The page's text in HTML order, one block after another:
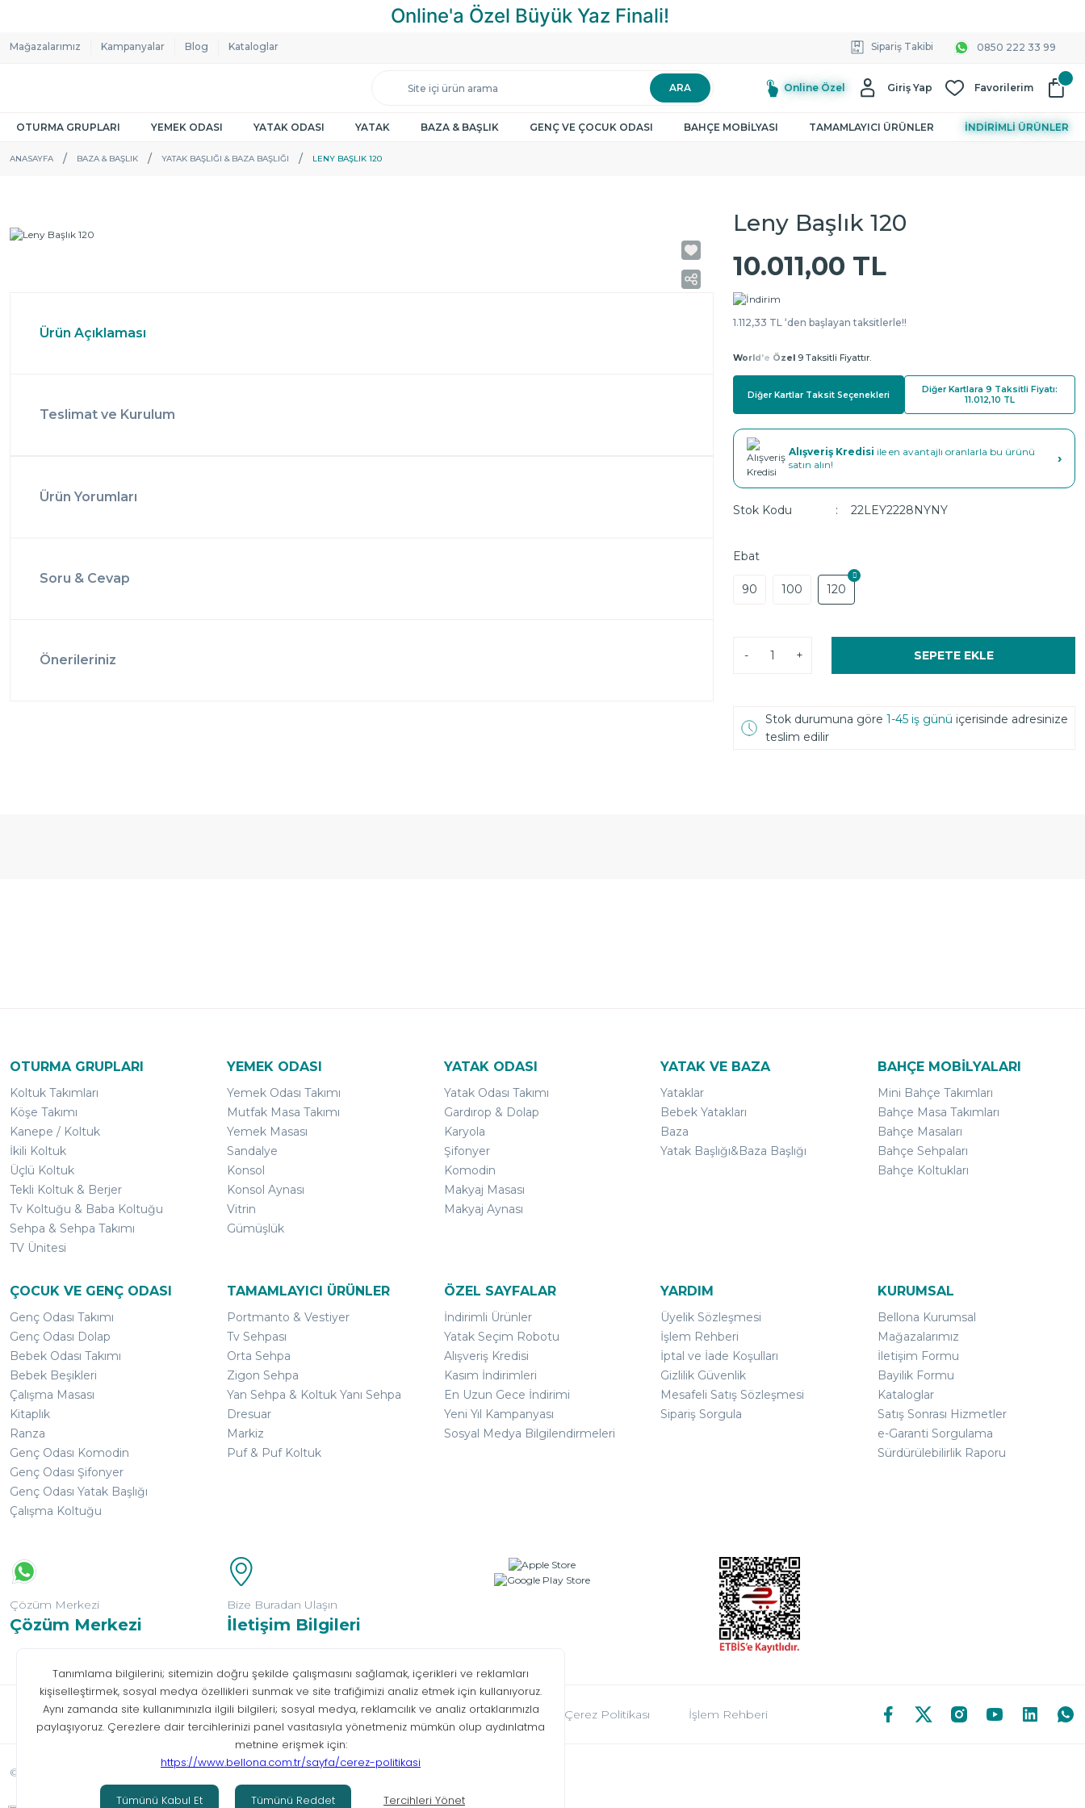
Mağazalarımız Kampanyalar Blog Kataloglar Sipariş Takibi 0850 222 33 99
ARA Online Özel Giriş Yap Favorilerim
OTURMA GRUPLARI YEMEK ODASI YATAK ODASI YATAK BAZA & BAŞLIK GENÇ VE ÇOCUK ODASI BAHÇE MOBİLYASI TAMAMLAYICI ÜRÜNLER İNDİRİMLİ ÜRÜNLER
ANASAYFA BAZA & BAŞLIK YATAK BAŞLIĞI & BAZA BAŞLIĞI LENY BAŞLIK 120
Ürün Açıklaması
Teslimat ve Kurulum
Ürün Yorumları
Soru & Cevap
Önerileriniz
Leny Başlık 120
10.011,00 TL
1.112,33 TL ‘den başlayan taksitlerle!!
World'e Özel 9 Taksitli Fiyattır.
Diğer Kartlar Taksit Seçenekleri
Diğer Kartlara 9 Taksitli Fiyatı:
11.012,10 TL
Alışveriş Kredisi ile en avantajlı oranlarla bu ürünü
satın alın!
›
Stok Kodu 22LEY2228NYNY
Ebat
90 100 120
- + SEPETE EKLE
Stok durumuna göre 1-45 iş günü içerisinde adresinize
teslim edilir
OTURMA GRUPLARI
Koltuk Takımları
Köşe Takımı
Kanepe / Koltuk
İkili Koltuk
Üçlü Koltuk
Tekli Koltuk & Berjer
Tv Koltuğu & Baba Koltuğu
Sehpa & Sehpa Takımı
TV Ünitesi
YEMEK ODASI
Yemek Odası Takımı
Mutfak Masa Takımı
Yemek Masası
Sandalye
Konsol
Konsol Aynası
Vitrin
Gümüşlük
YATAK ODASI
Yatak Odası Takımı
Gardırop & Dolap
Karyola
Şifonyer
Komodin
Makyaj Masası
Makyaj Aynası
YATAK VE BAZA
Yataklar
Bebek Yatakları
Baza
Yatak Başlığı&Baza Başlığı
BAHÇE MOBİLYALARI
Mini Bahçe Takımları
Bahçe Masa Takımları
Bahçe Masaları
Bahçe Sehpaları
Bahçe Koltukları
ÇOCUK VE GENÇ ODASI
Genç Odası Takımı
Genç Odası Dolap
Bebek Odası Takımı
Bebek Beşikleri
Çalışma Masası
Kitaplık
Ranza
Genç Odası Komodin
Genç Odası Şifonyer
Genç Odası Yatak Başlığı
Çalışma Koltuğu
TAMAMLAYICI ÜRÜNLER
Portmanto & Vestiyer
Tv Sehpası
Orta Sehpa
Zigon Sehpa
Yan Sehpa & Koltuk Yanı Sehpa
Dresuar
Markiz
Puf & Puf Koltuk
ÖZEL SAYFALAR
İndirimli Ürünler
Yatak Seçim Robotu
Alışveriş Kredisi
Kasım İndirimleri
En Uzun Gece İndirimi
Yeni Yıl Kampanyası
Sosyal Medya Bilgilendirmeleri
YARDIM
Üyelik Sözleşmesi
İşlem Rehberi
İptal ve İade Koşulları
Gizlilik Güvenlik
Mesafeli Satış Sözleşmesi
Sipariş Sorgula
KURUMSAL
Bellona Kurumsal
Mağazalarımız
İletişim Formu
Bayilik Formu
Kataloglar
Satış Sonrası Hizmetler
e-Garanti Sorgulama
Sürdürülebilirlik Raporu
Çözüm Merkezi
Çözüm Merkezi
Bize Buradan Ulaşın
İletişim Bilgileri
Bilgi Toplumu Hizmetleri KVKK Çerez Politikası İşlem Rehberi
© Tüm hakları saklıdır. Bellona 2026